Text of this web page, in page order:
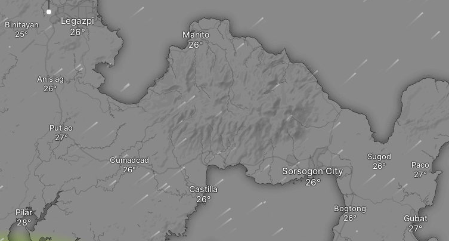
Binitayan
Anislag
Legazpi
Manito
Pilar
Putiao
Castilla
Cumadcad Sugod
Bogtong
Sorsogon City
Paco
Gubat